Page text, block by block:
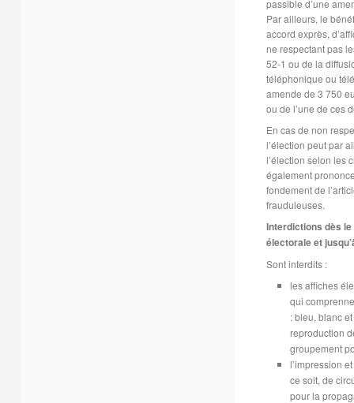
passible d’une
Par ailleurs, le
accord exprès,
ne respectant pas
52-1 ou de la
téléphonique ou
amende de 3 750
ou de l’une de ces
En cas de non
l’élection peut par
l’élection selon les
également
fondement de
frauduleuses.
Interdictions dès le
électorale et
Sont interdits :
les affiches
qui
: bleu, blanc
reproduction
groupement
l’impression
ce soit, de
pour la